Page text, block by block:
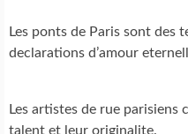
Les ponts de Paris sont des
declarations d’amour
Les artistes de rue
talent et leur originalite.